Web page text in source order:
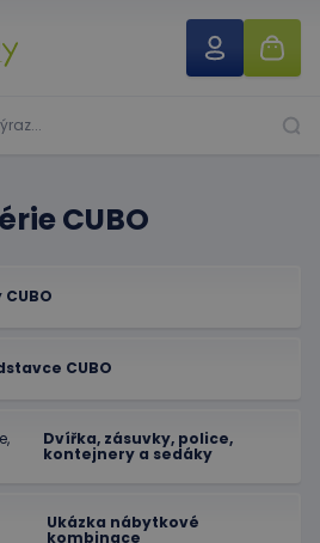
CUBO
CUBO
Dvířka, zásuvky, police,
kontejnery a sedáky
Ukázka nábytkové
kombinace